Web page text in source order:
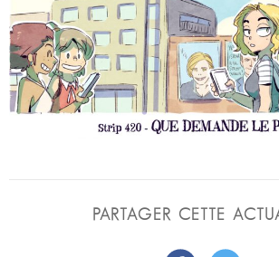
PARTAGER CETTE